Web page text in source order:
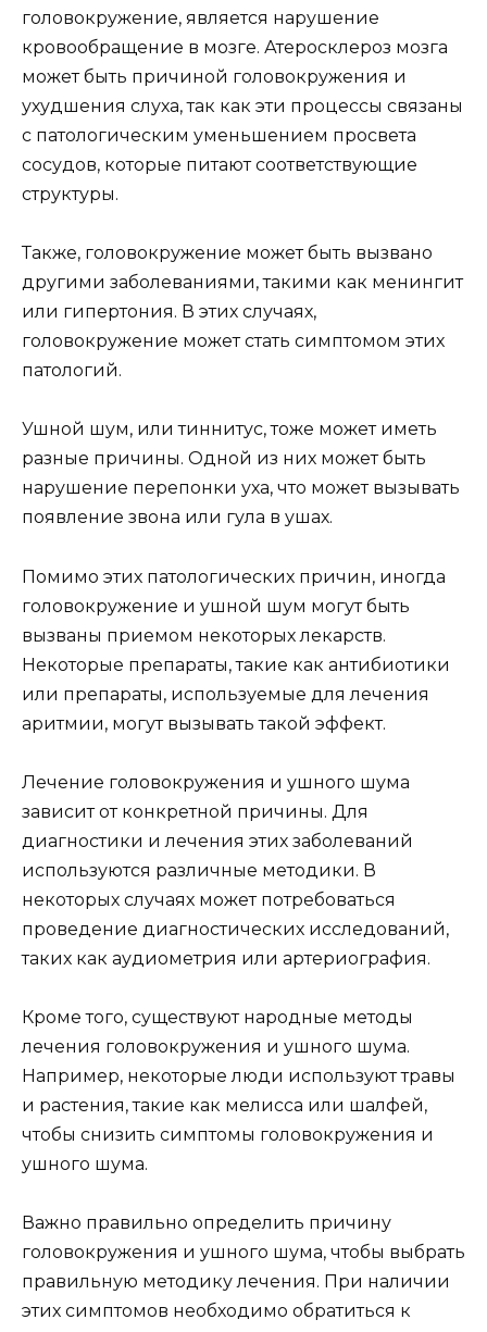
головокружение, является нарушение
кровообращение в мозге. Атеросклероз мозга
может быть причиной головокружения и
ухудшения слуха, так как эти процессы связаны
с патологическим уменьшением просвета
сосудов, которые питают соответствующие
структуры.
Также, головокружение может быть вызвано
другими заболеваниями, такими как менингит
или гипертония. В этих случаях,
головокружение может стать симптомом этих
патологий.
Ушной шум, или тиннитус, тоже может иметь
разные причины. Одной из них может быть
нарушение перепонки уха, что может вызывать
появление звона или гула в ушах.
Помимо этих патологических причин, иногда
головокружение и ушной шум могут быть
вызваны приемом некоторых лекарств.
Некоторые препараты, такие как антибиотики
или препараты, используемые для лечения
аритмии, могут вызывать такой эффект.
Лечение головокружения и ушного шума
зависит от конкретной причины. Для
диагностики и лечения этих заболеваний
используются различные методики. В
некоторых случаях может потребоваться
проведение диагностических исследований,
таких как аудиометрия или артериография.
Кроме того, существуют народные методы
лечения головокружения и ушного шума.
Например, некоторые люди используют травы
и растения, такие как мелисса или шалфей,
чтобы снизить симптомы головокружения и
ушного шума.
Важно правильно определить причину
головокружения и ушного шума, чтобы выбрать
правильную методику лечения. При наличии
этих симптомов необходимо обратиться к